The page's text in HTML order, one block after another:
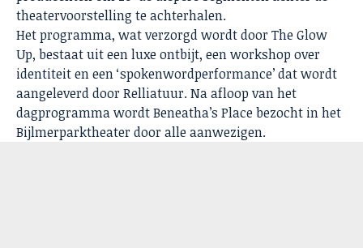
theatervoorstelling te achterhalen.
Het programma, wat verzorgd wordt door The Glow
Up, bestaat uit een luxe ontbijt, een workshop over
identiteit en een ‘spokenwordperformance’ dat wordt
aangeleverd door Relliatuur. Na afloop van het
dagprogramma wordt Beneatha’s Place bezocht in het
Bijlmerparktheater door alle aanwezigen.